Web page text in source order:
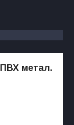
ПВХ метал.